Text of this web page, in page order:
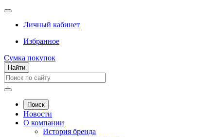
Личный кабинет
Избранное
Сумка покупок
Найти
Поиск
Новости
О компании
История бренда